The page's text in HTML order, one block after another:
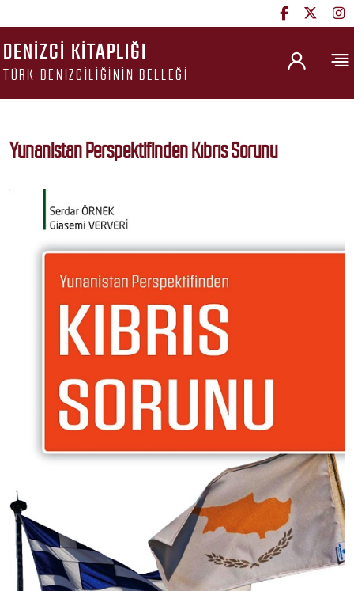
DENIZCI KITAPLIĞI
TÜRK DENIZCILIĞININ BELLEĞI
Yunanistan Perspektifinden Kıbrıs Sorunu